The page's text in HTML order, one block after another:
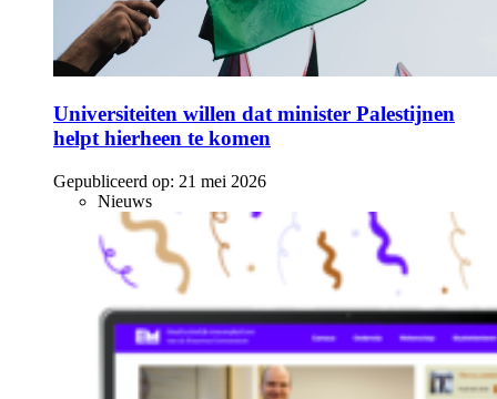
Universiteiten willen dat minister Palestijnen
helpt hierheen te komen
Gepubliceerd op: 21 mei 2026
Nieuws